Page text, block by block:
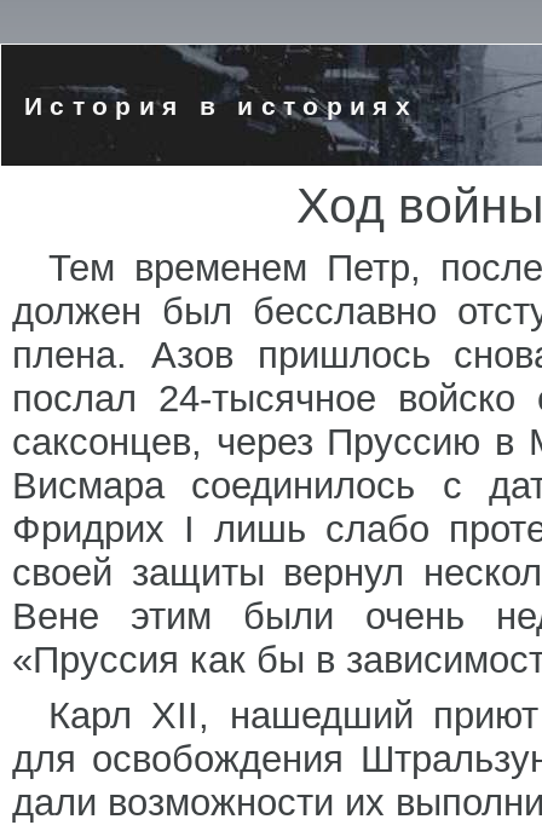
История в историях
Ход
Тем временем Петр,
должен был бесславно
плена. Азов пришлось
послал 24-тысячное
саксонцев, через Пруссию в
Висмара соединилось с
Фридрих I лишь слабо
своей защиты вернул
Вене этим были очень
«Пруссия как бы в
Карл XII, нашедший
для освобождения
дали возможности их